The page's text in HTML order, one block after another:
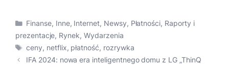
Kategorie
Finanse, Inne, Internet, Newsy, Płatności, Raporty i
prezentacje, Rynek,Wydarzenia
Tagi
ceny, netflix, płatność, rozrywka
IFA 2024: nowa era inteligentnego domu z LG „ThinQ